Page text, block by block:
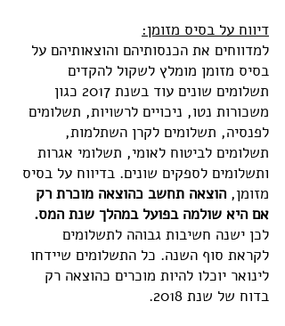
דיווח על בסיס מזומן:
למדווחים את הכנסותיהם והוצאותיהם על
בסיס מזומן מומלץ לשקול להקדים
תשלומים שונים עוד בשנת 2017 כגון
משכורות נטו, ניכויים לרשויות, תשלומים
לפנסיה, תשלומים לקרן השתלמות,
תשלומים לביטוח לאומי, תשלומי אגרות
ותשלומים לספקים שונים. בדיווח על בסיס
מזומן, הוצאה תחשב כהוצאה מוכרת רק
אם היא שולמה בפועל במהלך שנת המס.
לכן ישנה חשיבות גבוהה לתשלומים
לקראת סוף השנה. כל התשלומים שיידחו
לינואר יוכלו להיות מוכרים כהוצאה רק
בדוח של שנת 2018.